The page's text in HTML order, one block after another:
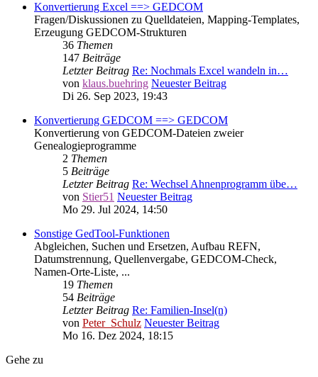
Konvertierung Excel ==> GEDCOM
Fragen/Diskussionen zu Quelldateien, Mapping-Templates,
Erzeugung GEDCOM-Strukturen
36 Themen
147 Beiträge
Letzter Beitrag Re: Nochmals Excel wandeln in…
von klaus.buehring Neuester Beitrag
Di 26. Sep 2023, 19:43
Konvertierung GEDCOM ==> GEDCOM
Konvertierung von GEDCOM-Dateien zweier
Genealogieprogramme
2 Themen
5 Beiträge
Letzter Beitrag Re: Wechsel Ahnenprogramm übe…
von Stier51 Neuester Beitrag
Mo 29. Jul 2024, 14:50
Sonstige GedTool-Funktionen
Abgleichen, Suchen und Ersetzen, Aufbau REFN,
Datumstrennung, Quellenvergabe, GEDCOM-Check,
Namen-Orte-Liste, ...
19 Themen
54 Beiträge
Letzter Beitrag Re: Familien-Insel(n)
von Peter_Schulz Neuester Beitrag
Mo 16. Dez 2024, 18:15
Gehe zu